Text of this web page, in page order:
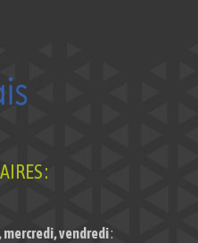
:
mercredi, vendredi: